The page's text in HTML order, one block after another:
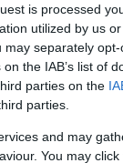
is processed
utilized by us
may separately
the IAB’s list of
parties on the
parties.
and may
You may
del